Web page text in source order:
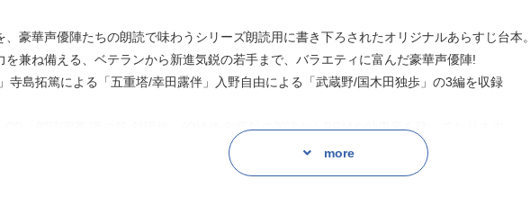
、豪華声優陣たちの朗読で味わうシリーズ朗読用に書き下ろされたオリジナルあらすじ台本
を兼ね備える、ベテランから新進気鋭の若手まで、バラエティに富んだ豪華声優陣!
寺島拓篤による「五重塔/幸田露伴」入野自由による「武蔵野/国木田独歩」の3編を収録
「朗読喫茶 噺の籠 斜陽他」(OVVA-9)収録の朗読からBGMや効果音を除いております。
すが、本来BGM等が挿入されていた部分を削除した為です。予めご了承ください。
more